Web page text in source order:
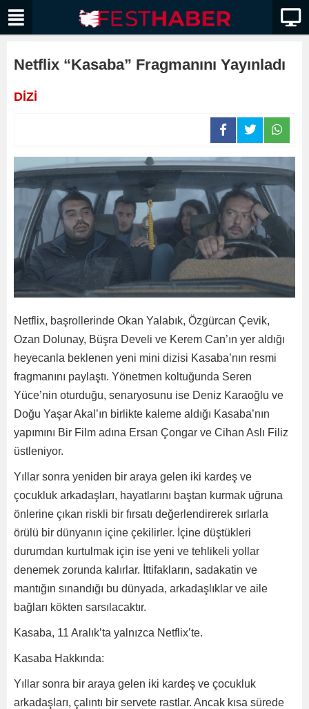
Netflix “Kasaba” Fragmanını Yayınladı
DİZİ
Netflix, başrollerinde Okan Yalabık, Özgürcan Çevik,
Ozan Dolunay, Büşra Develi ve Kerem Can’ın yer aldığı
heyecanla beklenen yeni mini dizisi Kasaba’nın resmi
fragmanını paylaştı. Yönetmen koltuğunda Seren
Yüce’nin oturduğu, senaryosunu ise Deniz Karaoğlu ve
Doğu Yaşar Akal’ın birlikte kaleme aldığı Kasaba’nın
yapımını Bir Film adına Ersan Çongar ve Cihan Aslı Filiz
üstleniyor.
Yıllar sonra yeniden bir araya gelen iki kardeş ve
çocukluk arkadaşları, hayatlarını baştan kurmak uğruna
önlerine çıkan riskli bir fırsatı değerlendirerek sırlarla
örülü bir dünyanın içine çekilirler. İçine düştükleri
durumdan kurtulmak için ise yeni ve tehlikeli yollar
denemek zorunda kalırlar. İttifakların, sadakatin ve
mantığın sınandığı bu dünyada, arkadaşlıklar ve aile
bağları kökten sarsılacaktır.
Kasaba, 11 Aralık’ta yalnızca Netflix’te.
Kasaba Hakkında:
Yıllar sonra bir araya gelen iki kardeş ve çocukluk
arkadaşları, çalıntı bir servete rastlar. Ancak kısa sürede